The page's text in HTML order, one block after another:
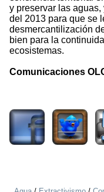
y preservar las
del 2013 para que se
desmercantilización
bien para la
ecosistemas.
Comunicaciones